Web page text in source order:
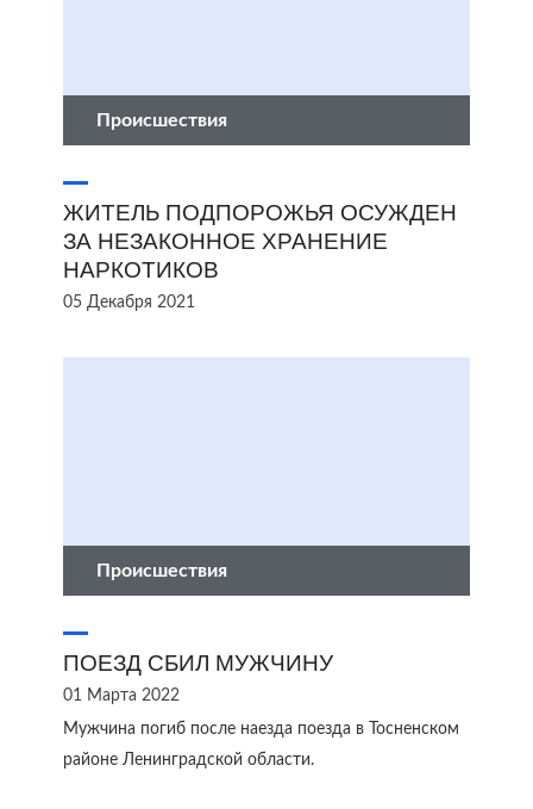
Происшествия
ЖИТЕЛЬ ПОДПОРОЖЬЯ ОСУЖДЕН
ЗА НЕЗАКОННОЕ ХРАНЕНИЕ
НАРКОТИКОВ
05 Декабря 2021
Происшествия
ПОЕЗД СБИЛ МУЖЧИНУ
01 Марта 2022
Мужчина погиб после наезда поезда в Тосненском
районе Ленинградской области.